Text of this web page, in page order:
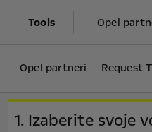
Tools Opel
Opel partneri Request
1. Izaberite svoje